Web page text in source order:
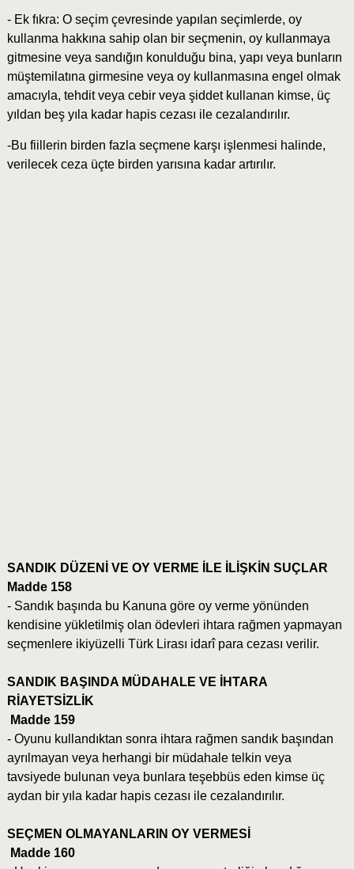
- Ek fıkra: O seçim çevresinde yapılan seçimlerde, oy
kullanma hakkına sahip olan bir seçmenin, oy kullanmaya
gitmesine veya sandığın konulduğu bina, yapı veya bunların
müştemilatına girmesine veya oy kullanmasına engel olmak
amacıyla, tehdit veya cebir veya şiddet kullanan kimse, üç
yıldan beş yıla kadar hapis cezası ile cezalandırılır.
-Bu fiillerin birden fazla seçmene karşı işlenmesi halinde,
verilecek ceza üçte birden yarısına kadar artırılır.
SANDIK DÜZENİ VE OY VERME İLE İLİŞKİN SUÇLAR
Madde 158
- Sandık başında bu Kanuna göre oy verme yönünden
kendisine yükletilmiş olan ödevleri ihtara rağmen yapmayan
seçmenlere ikiyüzelli Türk Lirası idarî para cezası verilir.
SANDIK BAŞINDA MÜDAHALE VE İHTARA
RİAYETSİZLİK
Madde 159
- Oyunu kullandıktan sonra ihtara rağmen sandık başından
ayrılmayan veya herhangi bir müdahale telkin veya
tavsiyede bulunan veya bunlara teşebbüs eden kimse üç
aydan bir yıla kadar hapis cezası ile cezalandırılır.
SEÇMEN OLMAYANLARIN OY VERMESİ
Madde 160